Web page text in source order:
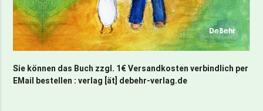
Sie können das Buch zzgl. 1€ Versandkosten verbindlich per
EMail bestellen : verlag [ät] debehr-verlag.de